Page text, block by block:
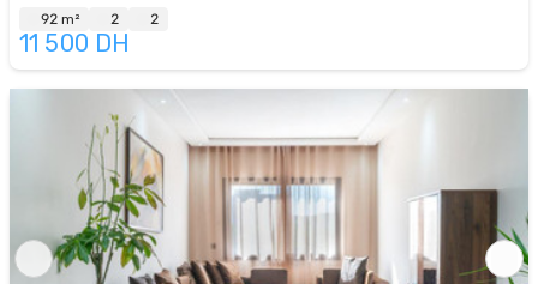
92 m² 2 2
11 500 DH